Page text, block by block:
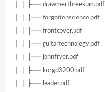
│ │ ├── drawmerthreesum.pdf
│ │ ├── forgottenscience.pdf
│ │ ├── frontcover.pdf
│ │ ├── guitartechnology.pdf
│ │ ├── johnfryer.pdf
│ │ ├── korgd3200.pdf
│ │ ├── leader.pdf